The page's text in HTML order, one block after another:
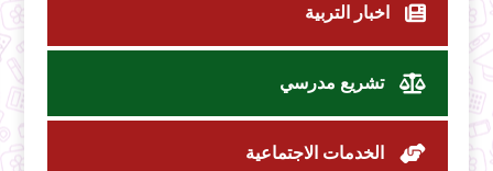
اخبار التربية
تشريع مدرسي
الخدمات الاجتماعية